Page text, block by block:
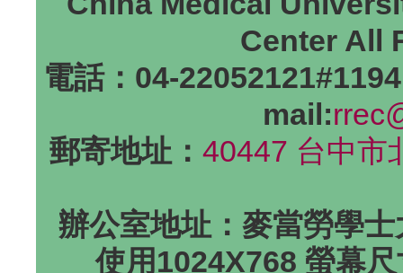
Center All
電話：04-
mail:
郵寄地址：40447 台中市
辦公室地址：麥當勞學
使用1024X768 螢幕